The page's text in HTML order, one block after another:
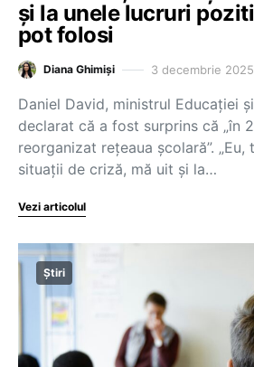
și la unele lucruri
pot folosi
Diana Ghimiși 3 decembrie 2025
Daniel David, ministrul Educației
declarat că a fost surprins că „în
reorganizat rețeaua școlară”. „Eu,
situații de criză, mă uit și la…
Vezi articolul
Știri